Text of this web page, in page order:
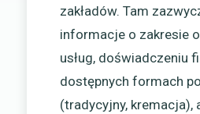
zakładów. Tam
informacje o zakresie
usług, doświadczeniu
dostępnych formach
(tradycyjny, kremacja),